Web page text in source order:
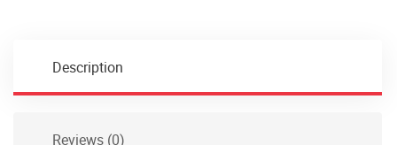
Description
Reviews (0)